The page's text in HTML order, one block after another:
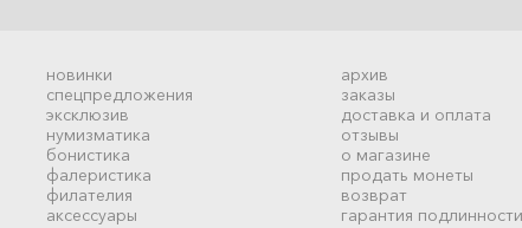
новинки
спецпредложения
эксклюзив
нумизматика
бонистика
фалеристика
филателия
аксессуары
архив
заказы
доставка и оплата
отзывы
о магазине
продать монеты
возврат
гарантия подлинности